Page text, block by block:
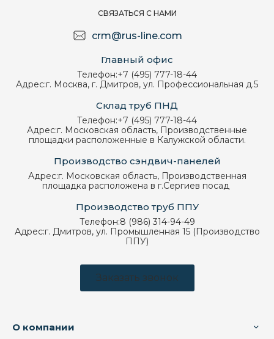
СВЯЗАТЬСЯ С НАМИ
crm@rus-line.com
Главный офис
Телефон:+7 (495) 777-18-44
Адрес:г. Москва, г. Дмитров, ул. Профессиональная д.5
Склад труб ПНД
Телефон:+7 (495) 777-18-44
Адрес:г. Московская область, Производственные
площадки расположенные в Калужской области.
Производство сэндвич-панелей
Адрес:г. Московская область, Производственная
площадка расположена в г.Сергиев посад
Производство труб ППУ
Телефон:8 (986) 314-94-49
Адрес:г. Дмитров, ул. Промышленная 15 (Производство
ППУ)
Заказать звонок
О компании